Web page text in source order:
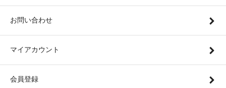
お問い合わせ
マイアカウント
会員登録